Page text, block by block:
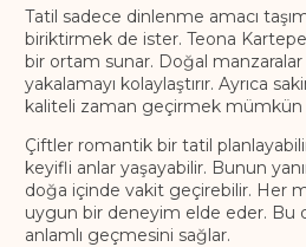
Tatil sadece dinlenme amacı
biriktirmek de ister. Teona
bir ortam sunar. Doğal
yakalamayı kolaylaştırır. Ayrıca
kaliteli zaman geçirmek mümkün
Çiftler romantik bir tatil
keyifli anlar yaşayabilir. Bunun
doğa içinde vakit geçirebilir. Her
uygun bir deneyim elde eder. Bu
anlamlı geçmesini sağlar.